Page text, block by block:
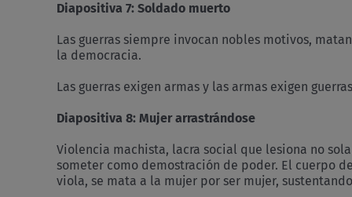
Diapositiva 7: Soldado muerto
Las guerras siempre invocan nobles motivos,
la democracia.
Las guerras exigen armas y las armas exigen
Diapositiva 8: Mujer arrastrándose
Violencia machista, lacra social que lesiona no
someter como demostración de poder. El cuerpo
viola, se mata a la mujer por ser mujer,